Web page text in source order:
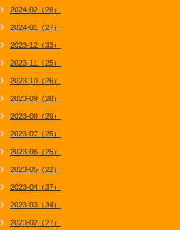
2024-02（28）
2024-01（27）
2023-12（33）
2023-11（25）
2023-10（26）
2023-09（28）
2023-08（29）
2023-07（25）
2023-06（25）
2023-05（22）
2023-04（37）
2023-03（34）
2023-02（27）